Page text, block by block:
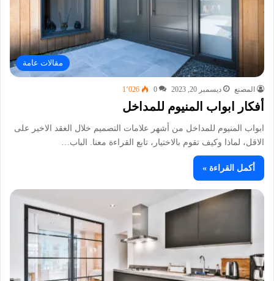
مقالات عامة
المصنع ديسمبر 20, 2023 0 1٬026
أفكار ابواب المنيوم للمداخل
ابواب المنيوم للمداخل من أشهر علامات التصميم خلال العقد الاخير على
الاقل، لماذا وكيف تقوم بالاختيار، تابع القراءة معنا. الباب…
أكمل القراءة »